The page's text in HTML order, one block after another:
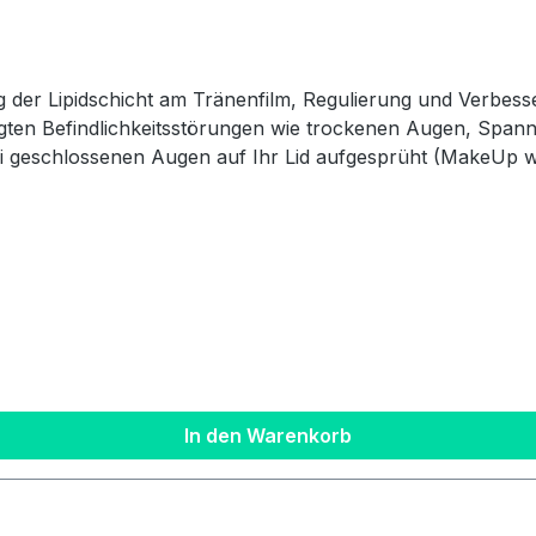
der Lipidschicht am Tränenfilm, Regulierung und
Befindlichkeitsstörungen wie trockenen Augen,
Augen auf Ihr Lid aufgesprüht (MakeUp
über das gesamte Auge verteilt und stabilisieren
In den Warenkorb